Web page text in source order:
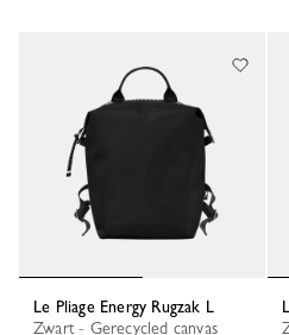
Le Pliage Energy Rugzak L
Zwart - Gerecycled canvas